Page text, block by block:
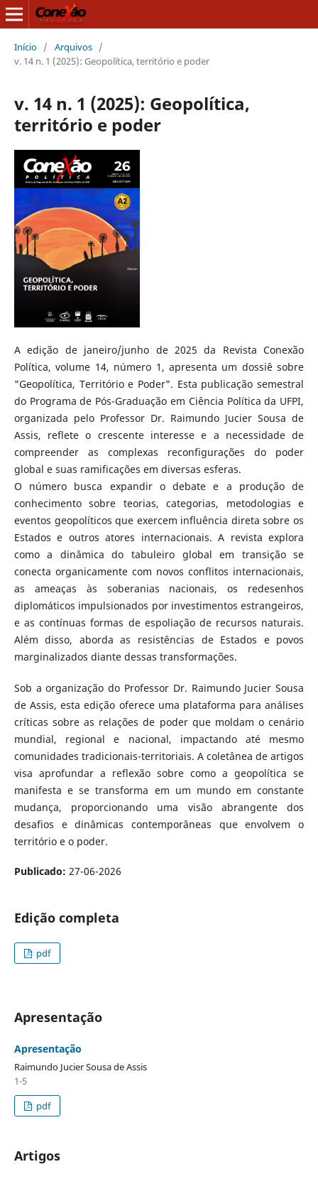
Início / Arquivos /
v. 14 n. 1 (2025): Geopolítica, território e poder
v. 14 n. 1 (2025): Geopolítica,
território e poder
A edição de janeiro/junho de 2025 da Revista Conexão
Política, volume 14, número 1, apresenta um dossiê sobre
"Geopolítica, Território e Poder". Esta publicação semestral
do Programa de Pós-Graduação em Ciência Política da UFPI,
organizada pelo Professor Dr. Raimundo Jucier Sousa de
Assis, reflete o crescente interesse e a necessidade de
compreender as complexas reconfigurações do poder
global e suas ramificações em diversas esferas.
O número busca expandir o debate e a produção de
conhecimento sobre teorias, categorias, metodologias e
eventos geopolíticos que exercem influência direta sobre os
Estados e outros atores internacionais. A revista explora
como a dinâmica do tabuleiro global em transição se
conecta organicamente com novos conflitos internacionais,
as ameaças às soberanias nacionais, os redesenhos
diplomáticos impulsionados por investimentos estrangeiros,
e as contínuas formas de espoliação de recursos naturais.
Além disso, aborda as resistências de Estados e povos
marginalizados diante dessas transformações.
Sob a organização do Professor Dr. Raimundo Jucier Sousa
de Assis, esta edição oferece uma plataforma para análises
críticas sobre as relações de poder que moldam o cenário
mundial, regional e nacional, impactando até mesmo
comunidades tradicionais-territoriais. A coletânea de artigos
visa aprofundar a reflexão sobre como a geopolítica se
manifesta e se transforma em um mundo em constante
mudança, proporcionando uma visão abrangente dos
desafios e dinâmicas contemporâneas que envolvem o
território e o poder.
Publicado: 27-06-2026
Edição completa
pdf
Apresentação
Apresentação
Raimundo Jucier Sousa de Assis
1-5
pdf
Artigos